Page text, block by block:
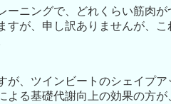
ーニングで、どれくらい筋肉
すが、申し訳ありませんが、
が、ツインビートのシェイプ
よる基礎代謝向上の効果の方